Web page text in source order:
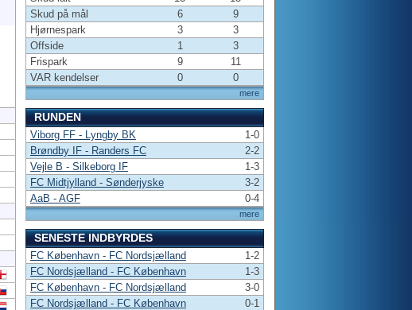
mere
Skud på mål
6
9
Hjørnespark
3
3
Offside
1
3
Frispark
9
11
VAR kendelser
0 0
RUNDEN
mere
Viborg FF - Lyngby BK
1-0
Brøndby IF - Randers FC
2-2
Vejle B - Silkeborg IF
1-3
FC Midtjylland - Sønderjyske
3-2
AaB - AGF
0-4
SENESTE INDBYRDES
FC København - FC Nordsjælland
1-2
FC Nordsjælland - FC København
1-3
FC København - FC Nordsjælland
3-0
FC Nordsjælland - FC København
0-1